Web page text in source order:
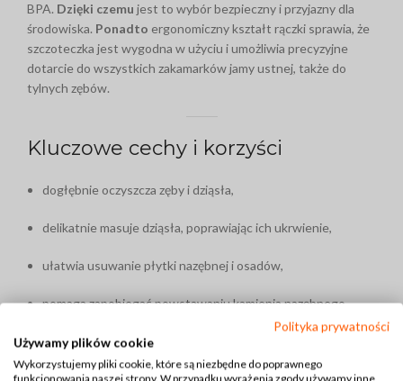
BPA. Dzięki czemu jest to wybór bezpieczny i przyjazny dla
środowiska. Ponadto ergonomiczny kształt rączki sprawia, że
szczoteczka jest wygodna w użyciu i umożliwia precyzyjne
dotarcie do wszystkich zakamarków jamy ustnej, także do
tylnych zębów.
Kluczowe cechy i korzyści
dogłębnie oczyszcza zęby i dziąsła,
delikatnie masuje dziąsła, poprawiając ich ukrwienie,
ułatwia usuwanie płytki nazębnej i osadów,
pomaga zapobiegać powstawaniu kamienia nazębnego,
jest ekologiczna, wykonana z bambusa i włókien wolnych od
BPA,
Polityka prywatności
Używamy plików cookie
Wykorzystujemy pliki cookie, które są niezbędne do poprawnego
funkcjonowania naszej strony. W przypadku wyrażenia zgody używamy inne